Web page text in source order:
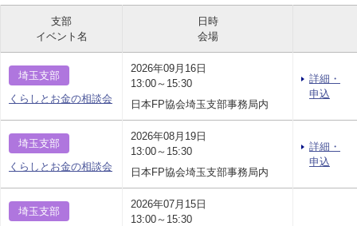
支部
イベント名
日時
会場
埼玉支部
くらしとお金の相談会
2026年09月16日
13:00～15:30
日本FP協会埼玉支部事務局内
詳細・
申込
埼玉支部
くらしとお金の相談会
2026年08月19日
13:00～15:30
日本FP協会埼玉支部事務局内
詳細・
申込
埼玉支部
2026年07月15日
13:00～15:30